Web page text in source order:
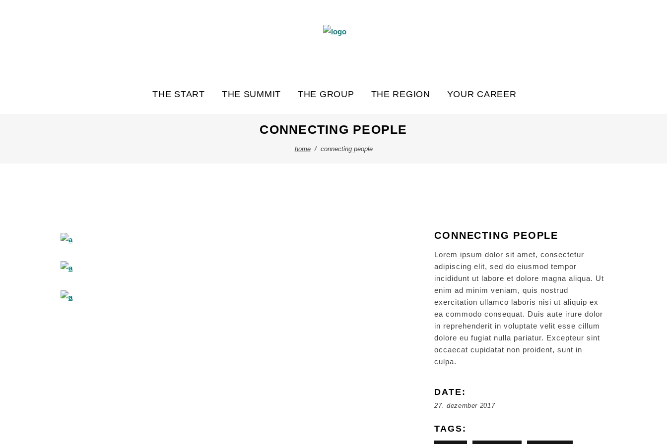
THE START THE SUMMIT THE GROUP THE REGION YOUR CAREER
CONNECTING PEOPLE
home/ connecting people
CONNECTING PEOPLE
Lorem ipsum dolor sit amet, consectetur
adipiscing elit, sed do eiusmod tempor
incididunt ut labore et dolore magna aliqua. Ut
enim ad minim veniam, quis nostrud
exercitation ullamco laboris nisi ut aliquip ex
ea commodo consequat. Duis aute irure dolor
in reprehenderit in voluptate velit esse cillum
dolore eu fugiat nulla pariatur. Excepteur sint
occaecat cupidatat non proident, sunt in
culpa.
DATE:
27. dezember 2017
TAGS: